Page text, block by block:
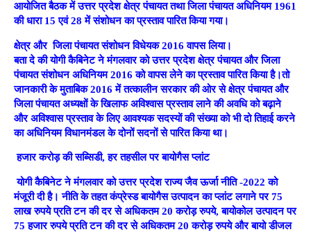
आयोजित बैठक में उत्तर प्रदेश क्षेत्र पंचायत तथा जिला पंचायत अधिनियम 1961
की धारा 15 एवं 28 में संशोधन का प्रस्ताव पारित किया गया।
क्षेत्र और जिला पंचायत संशोधन विधेयक2016वापस लिया।
बता दे की योगी कैबिनेट ने मंगलवार को उत्तर प्रदेश क्षेत्र पंचायत और जिला
पंचायत संशोधन अधिनियम 2016 को वापस लेने का प्रस्ताव पारित किया है।तो
जानकारी के मुताबिक 2016 में तत्कालीन सरकार की ओर से क्षेत्र पंचायत और
जिला पंचायत अध्यक्षों के खिलाफ अविश्वास प्रस्ताव लाने की अवधि को बढ़ाने
और अविश्वास प्रस्ताव के लिए आवश्यक सदस्यों की संख्या को भी दो तिहाई करने
का अधिनियम विधानमंडल के दोनों सदनों से पारित किया था।
हजार करोड़ की सब्सिडी, हर तहसील पर बायोगैस प्लांट
योगी कैबिनेट ने मंगलवार को उत्तर प्रदेश राज्य जैव ऊर्जा नीति -2022 को
मंजूरी दी है। नीति के तहत कंप्रेस्ड बायोगैस उत्पादन का प्लांट लगाने पर 75
लाख रुपये प्रति टन की दर से अधिकतम 20 करोड़ रुपये, बायोकोल उत्पादन पर
75 हजार रुपये प्रति टन की दर से अधिकतम 20 करोड़ रुपये और बायो डीजल